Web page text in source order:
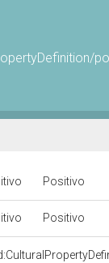
Positivo
Positivo